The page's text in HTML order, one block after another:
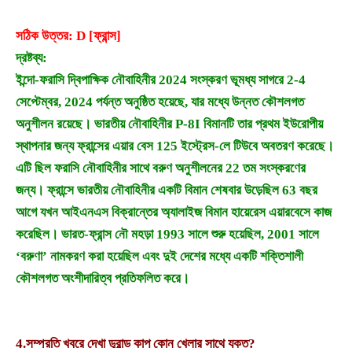
সঠিক উত্তর: D [ফ্রান্স]
দ্রষ্টব্য:
ইন্দো-ফরাসি দ্বিপাক্ষিক নৌবাহিনীর 2024 সংস্করণ ভূমধ্য সাগরে 2-4
সেপ্টেম্বর, 2024 পর্যন্ত অনুষ্ঠিত হয়েছে, যার মধ্যে উন্নত কৌশলগত
অনুশীলন রয়েছে। ভারতীয় নৌবাহিনীর P-8I বিমানটি তার প্রথম ইউরোপীয়
স্থাপনার জন্য ফ্রান্সের এয়ার বেস 125 ইস্ট্রেস-লে টিউবে অবতরণ করেছে।
এটি ছিল ফরাসি নৌবাহিনীর সাথে বরুণ অনুশীলনের 22 তম সংস্করণের
জন্য। ফ্রান্সে ভারতীয় নৌবাহিনীর একটি বিমান শেষবার উড়েছিল 63 বছর
আগে যখন আইএনএস বিক্রান্তের অ্যালাইজ বিমান হায়েরেস এয়ারবেসে কাজ
করেছিল। ভারত-ফ্রান্স নৌ মহড়া 1993 সালে শুরু হয়েছিল, 2001 সালে
‘বরুণা’ নামকরণ করা হয়েছিল এবং দুই দেশের মধ্যে একটি শক্তিশালী
কৌশলগত অংশীদারিত্ব প্রতিফলিত করে।
4.সম্প্রতি খবরে দেখা ডুরান্ড কাপ কোন খেলার সাথে যুক্ত?